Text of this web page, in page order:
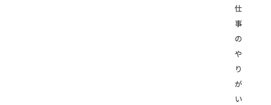
仕
事
の
や
り
が
い